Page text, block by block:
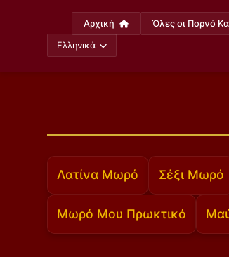
Αρχική Όλες οι Πορνό
Ελληνικά
Λατίνα Μωρό Σέξι Μωρό
Μωρό Μου Πρωκτικό